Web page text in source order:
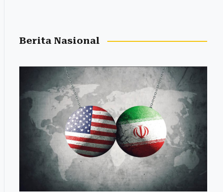
Berita Nasional